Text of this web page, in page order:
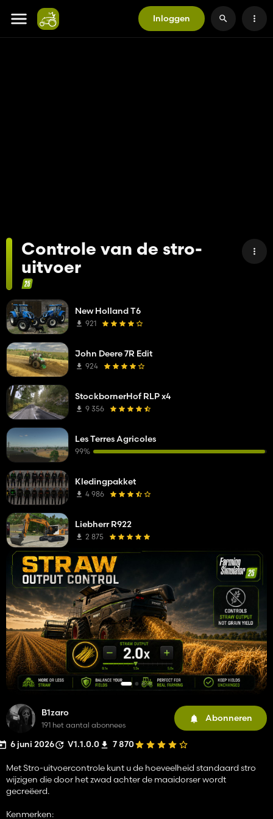
Inloggen
Controle van de stro-
uitvoer
B1zaro
191 het aantal abonnees
Abonneren
6 juni 2026 V1.1.0.0 7 870
Met Stro-uitvoercontrole kunt u de hoeveelheid standaard stro
wijzigen die door het zwad achter de maaidorser wordt
gecreëerd.
Kenmerken:
New Holland T6
921
John Deere 7R Edit
924
StockbornerHof RLP x4
9 356
Les Terres Agricoles
99%
Kledingpakket
4 986
Liebherr R922
2 875